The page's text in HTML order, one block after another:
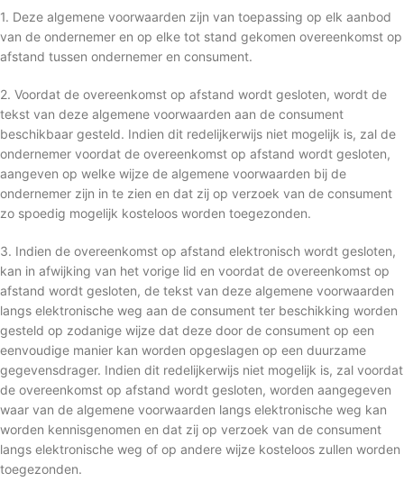
1. Deze algemene voorwaarden zijn van toepassing op elk aanbod
van de ondernemer en op elke tot stand gekomen overeenkomst op
afstand tussen ondernemer en consument.
2. Voordat de overeenkomst op afstand wordt gesloten, wordt de
tekst van deze algemene voorwaarden aan de consument
beschikbaar gesteld. Indien dit redelijkerwijs niet mogelijk is, zal de
ondernemer voordat de overeenkomst op afstand wordt gesloten,
aangeven op welke wijze de algemene voorwaarden bij de
ondernemer zijn in te zien en dat zij op verzoek van de consument
zo spoedig mogelijk kosteloos worden toegezonden.
3. Indien de overeenkomst op afstand elektronisch wordt gesloten,
kan in afwijking van het vorige lid en voordat de overeenkomst op
afstand wordt gesloten, de tekst van deze algemene voorwaarden
langs elektronische weg aan de consument ter beschikking worden
gesteld op zodanige wijze dat deze door de consument op een
eenvoudige manier kan worden opgeslagen op een duurzame
gegevensdrager. Indien dit redelijkerwijs niet mogelijk is, zal voordat
de overeenkomst op afstand wordt gesloten, worden aangegeven
waar van de algemene voorwaarden langs elektronische weg kan
worden kennisgenomen en dat zij op verzoek van de consument
langs elektronische weg of op andere wijze kosteloos zullen worden
toegezonden.